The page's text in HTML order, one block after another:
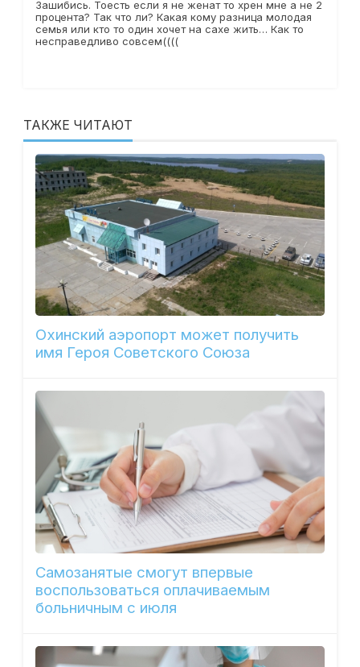
Зашибись. Тоесть если я не женат то хрен мне а не 2
процентa? Так что ли? Какая кому разница молодая
семья или кто то один хочет на сахе жить… Как то
несправедливо совсем((((
ТАКЖЕ ЧИТАЮТ
Охинский аэропорт может получить
имя Героя Советского Союза
Самозанятые смогут впервые
воспользоваться оплачиваемым
больничным с июля